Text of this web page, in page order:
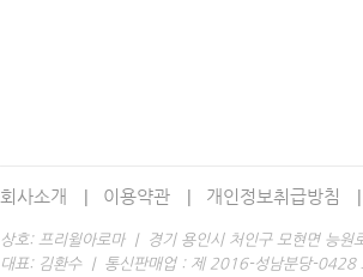
회사소개 이용약관 개인정보취급방침
상호: 프리윌아로마 | 경기 용인시 처인구 모현면 능
대표: 김환수 | 통신판매업 : 제 2016-성남분당-